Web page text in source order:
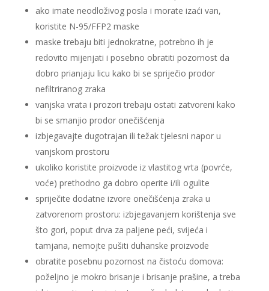
ako imate neodloživog posla i morate izaći van,
koristite N-95/FFP2 maske
maske trebaju biti jednokratne, potrebno ih je
redovito mijenjati i posebno obratiti pozornost da
dobro prianjaju licu kako bi se spriječio prodor
nefiltriranog zraka
vanjska vrata i prozori trebaju ostati zatvoreni kako
bi se smanjio prodor onečišćenja
izbjegavajte dugotrajan ili težak tjelesni napor u
vanjskom prostoru
ukoliko koristite proizvode iz vlastitog vrta (povrće,
voće) prethodno ga dobro operite i/ili ogulite
spriječite dodatne izvore onečišćenja zraka u
zatvorenom prostoru: izbjegavanjem korištenja sve
što gori, poput drva za paljene peći, svijeća i
tamjana, nemojte pušiti duhanske proizvode
obratite posebnu pozornost na čistoću domova:
poželjno je mokro brisanje i brisanje prašine, a treba